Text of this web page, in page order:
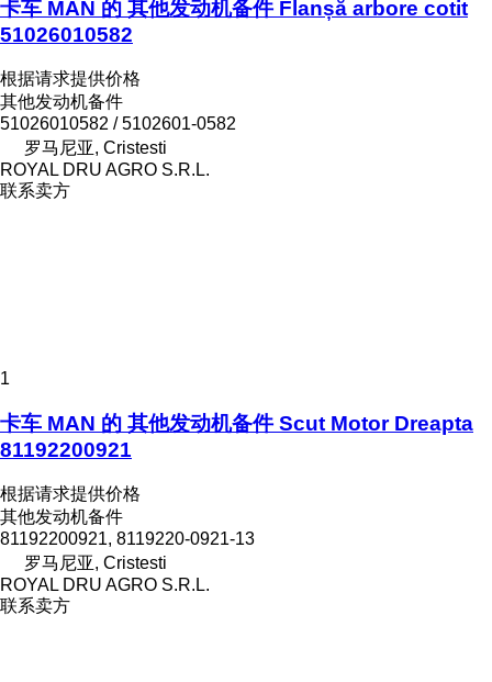
卡车 MAN 的 其他发动机备件 Flanșă arbore cotit
51026010582
根据请求提供价格
其他发动机备件
51026010582 / 5102601-0582
罗马尼亚, Cristesti
ROYAL DRU AGRO S.R.L.
联系卖方
1
卡车 MAN 的 其他发动机备件 Scut Motor Dreapta
81192200921
根据请求提供价格
其他发动机备件
81192200921, 8119220-0921-13
罗马尼亚, Cristesti
ROYAL DRU AGRO S.R.L.
联系卖方